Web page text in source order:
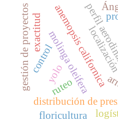
perfil
distribución de
anemopsis californica
molinga oleifera
control
ruteo
gestión de proyectos
floricultura
yolo
exactitud